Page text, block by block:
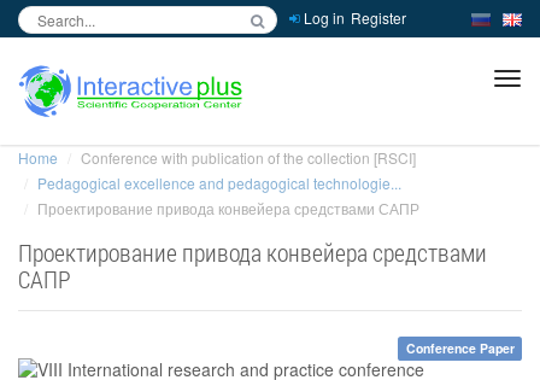
Log in Register
Home
Conference with publication of the collection [RSCI]
Pedagogical excellence and pedagogical technologie...
Проектирование привода конвейера средствами САПР
Проектирование привода конвейера средствами
САПР
Conference Paper